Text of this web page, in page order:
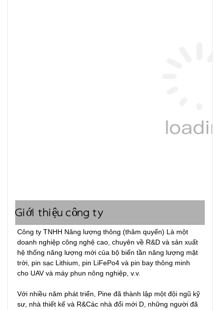
Giới thiệu công ty
Công ty TNHH Năng lượng thông (thâm quyến) Là một
doanh nghiệp công nghệ cao, chuyên về R&D và sản xuất
hệ thống năng lượng mới của bộ biến tần năng lượng mặt
trời, pin sạc Lithium, pin LiFePo4 và pin bay thông minh
cho UAV và máy phun nông nghiệp, v.v.
Với nhiều năm phát triển, Pine đã thành lập một đội ngũ kỹ
sư, nhà thiết kế và R&Các nhà đổi mới D, những người đã